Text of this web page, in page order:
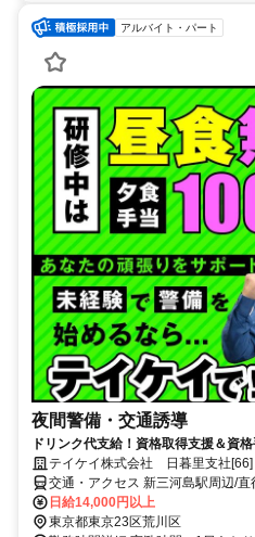
アルバイト・パート
夜間警備・交通誘導
ドリンク代支給！資格取得支援＆資
テイケイ株式会社 日暮里支社[66]
交通・アクセス 新三河島駅周辺/直
日給14,000円以上
東京都東京23区荒川区